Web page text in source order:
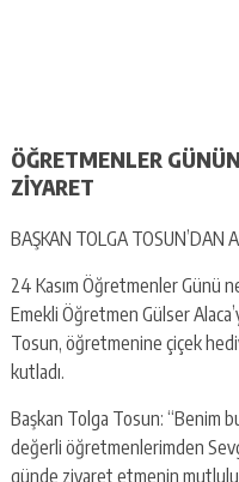
ÖĞRETMENLER
ZİYARET
BAŞKAN TOLGA TOSUN’DAN
24 Kasım Öğretmenler Günü
Emekli Öğretmen Gülser
Tosun, öğretmenine çiçek
kutladı.
Başkan Tolga Tosun: “Benim
değerli öğretmenlerimden
günde ziyaret etmenin